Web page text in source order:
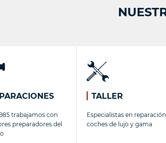
trabajamos con
preparadores del
TALLER
Especialistas en
coches de lujo y gama